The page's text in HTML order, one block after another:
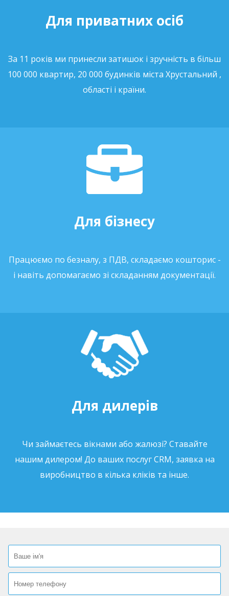
Для приватних осіб
За 11 років ми принесли затишок і зручність в більш
100 000 квартир, 20 000 будинків міста Хрустальний ,
області і країни.
Для бізнесу
Працюємо по безналу, з ПДВ, складаємо кошторис -
і навіть допомагаємо зі складанням документації.
Для дилерів
Чи займаєтесь вікнами або жалюзі? Ставайте
нашим дилером! До ваших послуг CRM, заявка на
виробництво в кілька кліків та інше.